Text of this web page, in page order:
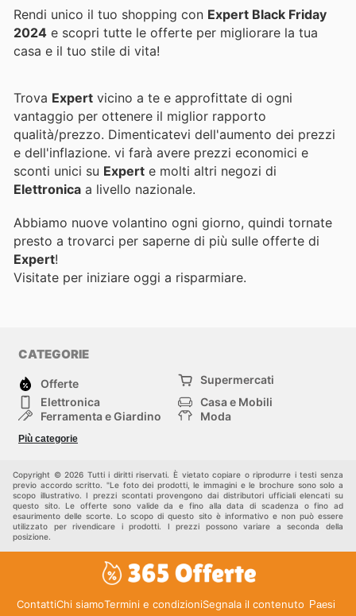
Rendi unico il tuo shopping con Expert Black Friday
2024 e scopri tutte le offerte per migliorare la tua
casa e il tuo stile di vita!
Trova Expert vicino a te e approfittate di ogni
vantaggio per ottenere il miglior rapporto
qualità/prezzo. Dimenticatevi dell'aumento dei prezzi
e dell'inflazione. vi farà avere prezzi economici e
sconti unici su Expert e molti altri negozi di
Elettronica a livello nazionale.
Abbiamo nuove volantino ogni giorno, quindi tornate
presto a trovarci per saperne di più sulle offerte di
Expert!
Visitate per iniziare oggi a risparmiare.
CATEGORIE
Offerte
Supermercati
Elettronica
Casa e Mobili
Ferramenta e Giardino
Moda
Bambini e Neonati
Più categorie
Copyright © 2026 Tutti i diritti riservati. È vietato copiare o riprodurre i testi senza
previo accordo scritto. "Le foto dei prodotti, le immagini e le brochure sono solo a
scopo illustrativo. I prezzi scontati provengono dai distributori ufficiali elencati su
questo sito. Le offerte sono valide da e fino alla data di scadenza o fino ad
esaurimento delle scorte. Lo scopo di questo sito è informativo e non può essere
utilizzato per rivendicare i prodotti. I prezzi possono variare a seconda della
posizione.
ContattiChi siamoTermini e condizioniSegnala il contenuto Paesi